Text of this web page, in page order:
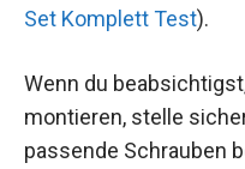
Set Komplett Test).
Wenn du
montieren, stelle
passende Schrauben